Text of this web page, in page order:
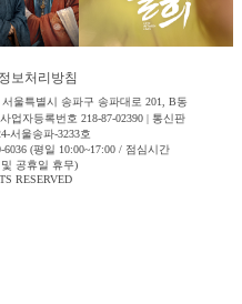
보처리방침
울특별시 송파구 송파대로 201, B동
업자등록번호 218-87-02390 | 통신판
서울송파-3233호
6036 (평일 10:00~17:00 / 점심시간
및 공휴일 휴무)
RESERVED